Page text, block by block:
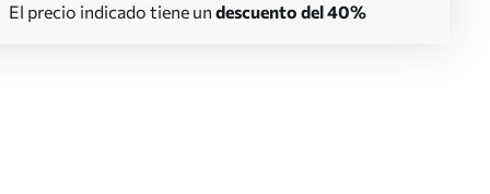
El precio indicado tiene un descuento del 40%